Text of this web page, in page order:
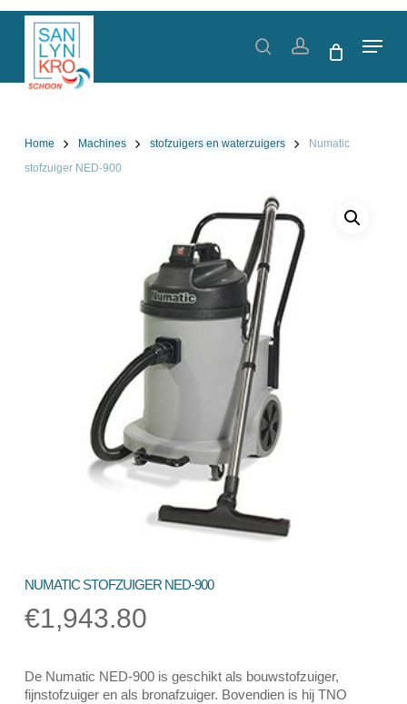
Skip
content
search account Menu
Home Machines stofzuigers en waterzuigers
Numatic
stofzuiger NED-900
NUMATIC STOFZUIGER NED-900
€1,943.80
De Numatic NED-900 is geschikt als bouwstofzuiger,
fijnstofzuiger en als bronafzuiger. Bovendien is hij TNO